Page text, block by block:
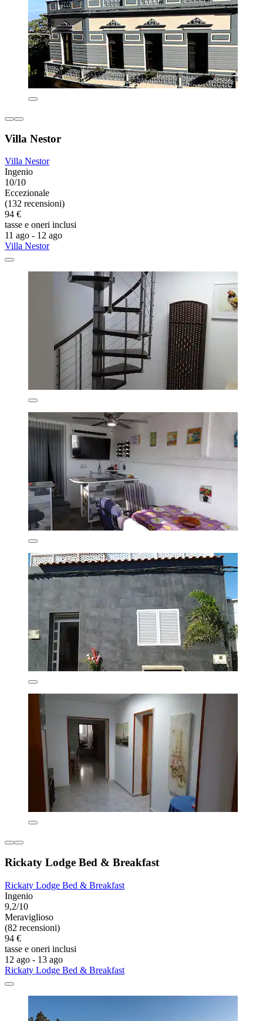
Villa Nestor
Villa Nestor
Ingenio
10/10
Eccezionale
(132 recensioni)
94 €
tasse e oneri inclusi
11 ago - 12 ago
Villa Nestor
Rickaty Lodge Bed & Breakfast
Rickaty Lodge Bed & Breakfast
Ingenio
9,2/10
Meraviglioso
(82 recensioni)
94 €
tasse e oneri inclusi
12 ago - 13 ago
Rickaty Lodge Bed & Breakfast